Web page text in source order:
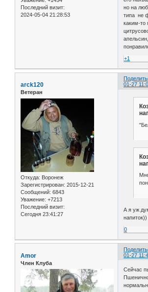
Последний визит:
2024-05-04 21:28:53
но на
типа не
каким-то
+1
01-27
arck120
Ветеран
Откуда: Воронеж
Зарегистрирован: 2015-12-21
Сообщений: 6843
Уважение: +7213
Последний визит:
Сегодня 23:41:27
А я уж
напиток))
0
01-27
Amor
Член Клуба
Сейчас